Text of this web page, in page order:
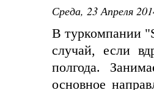
Среда, 23 Апреля
В туркомпании
случай, если
полгода.
основное